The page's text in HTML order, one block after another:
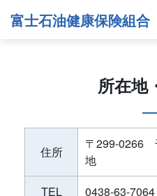
富士石油健康保険組合
所在地
住所
〒299-0266
地
TEL
0438-63-7064